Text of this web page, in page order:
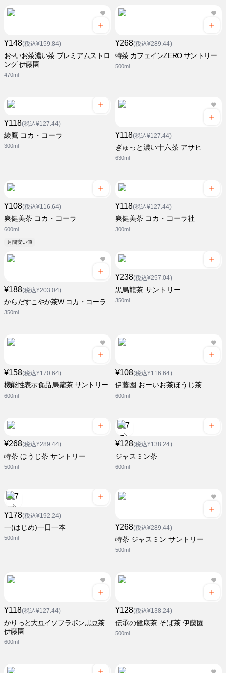
¥148(税込¥159.84)
お~いお茶濃い茶 プレミアムストロ
ング 伊藤園
470ml
¥268(税込¥289.44)
特茶 カフェインZERO サントリー
500ml
¥118(税込¥127.44)
綾鷹 コカ・コーラ
300ml
¥118(税込¥127.44)
ぎゅっと濃い十六茶 アサヒ
630ml
¥108(税込¥116.64)
爽健美茶 コカ・コーラ
600ml
月間安い値
¥118(税込¥127.44)
爽健美茶 コカ・コーラ社
300ml
¥188(税込¥203.04)
からだすこやか茶W コカ・コーラ
350ml
¥238(税込¥257.04)
黒烏龍茶 サントリー
350ml
¥158(税込¥170.64)
機能性表示食品 烏龍茶 サントリー
600ml
¥108(税込¥116.64)
伊藤園 おーいお茶ほうじ茶
600ml
¥268(税込¥289.44)
特茶 ほうじ茶 サントリー
500ml
¥128(税込¥138.24)
ジャスミン茶
600ml
¥178(税込¥192.24)
一(はじめ)一日一本
500ml
¥268(税込¥289.44)
特茶 ジャスミン サントリー
500ml
¥118(税込¥127.44)
かりっと大豆イソフラボン黒豆茶
伊藤園
600ml
¥128(税込¥138.24)
伝承の健康茶 そば茶 伊藤園
500ml